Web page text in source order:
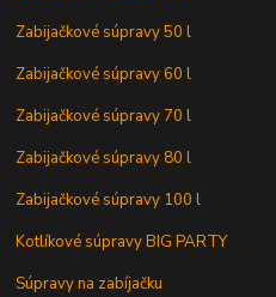
Zabijačkové súpravy 50 l
Zabijačkové súpravy 60 l
Zabijačkové súpravy 70 l
Zabijačkové súpravy 80 l
Zabijačkové súpravy 100 l
Kotlíkové súpravy BIG PARTY
Súpravy na zabíjačku